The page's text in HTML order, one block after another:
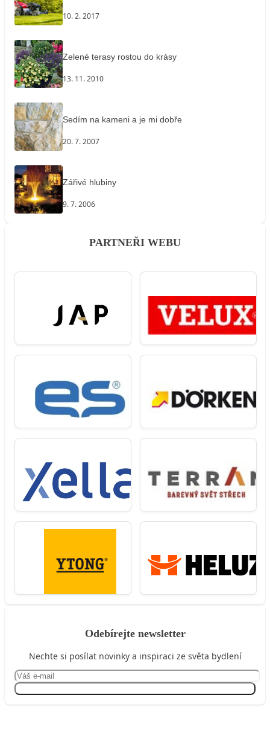
10. 2. 2017
Zelené terasy rostou do krásy
13. 11. 2010
Sedím na kameni a je mi dobře
20. 7. 2007
Zářivé hlubiny
9. 7. 2006
PARTNEŘI WEBU
Odebírejte newsletter
Nechte si posílat novinky a inspiraci ze světa bydlení